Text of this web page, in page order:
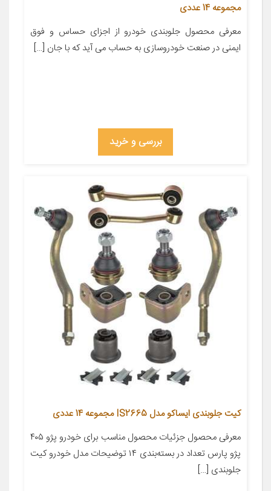
مجموعه 14 عددی
معرفی محصول جلوبندی خودرو از اجزای حساس و فوق
ایمنی در صنعت خودروسازی به حساب می آید که با جان […]
بررسی و خرید
کیت جلوبندی ایساکو مدل IS2665 مجموعه 14 عددی
معرفی محصول جزئیات محصول مناسب برای خودرو پژو ۴۰۵
پژو پارس تعداد در بسته‌بندی ۱۴ توضیحات مدل خودرو کیت
جلوبندی […]